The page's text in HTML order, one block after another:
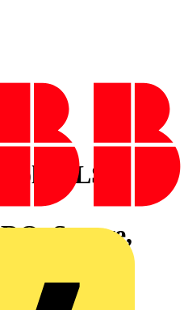
LS
Secure,
bleu